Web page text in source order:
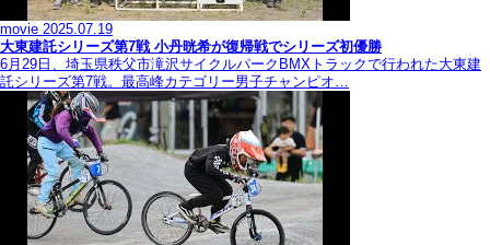
movie 2025.07.19
大東建託シリーズ第7戦 ⼩丹晄希が復帰戦でシリーズ初優勝
6月29日、埼玉県秩父市滝沢サイクルパークBMXトラックで行われた大東建
託シリーズ第7戦。最高峰カテゴリー男子チャンピオ…